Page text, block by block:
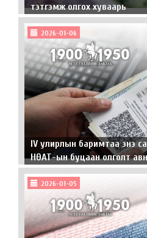
тэтгэмж олгох хуваарь
2026-01-06
IV улирлын баримтаа энэ
НӨАТ-ын буцаан олголт
2026-01-05